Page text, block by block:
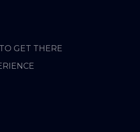
GET THERE